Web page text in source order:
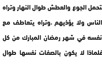
الجوع والعطش طوال النهار وتراه
ولا يؤذيهم ،وتراه يتعاطف مع
نفسه في شهر رمضان المبارك من كل
لا يكون بالصفات نفسها طوال